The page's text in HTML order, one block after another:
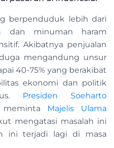
berpenduduk lebih dari
dan minuman haram
Akibatnya penjualan
mengandung unsur
40-75% yang berakibat
ekonomi dan politik
Presiden Soeharto
Majelis Ulama
mengatasi masalah ini
ini terjadi lagi di masa